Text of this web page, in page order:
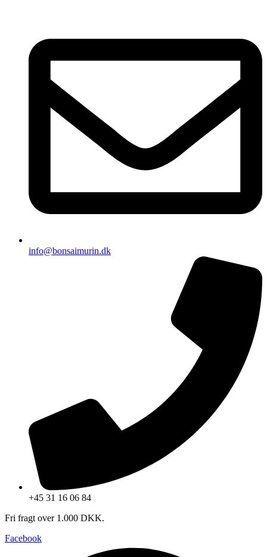
info@bonsaimurin.dk
+45 31 16 06 84
Fri fragt over 1.000 DKK.
Facebook